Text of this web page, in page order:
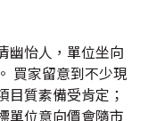
幽怡人，單位坐向
買家留意到不少現
目質素備受肯定；
單位意向價會隨市